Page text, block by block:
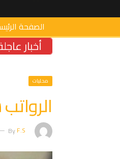
الصفحة
أخبار
محليات
ByF.S